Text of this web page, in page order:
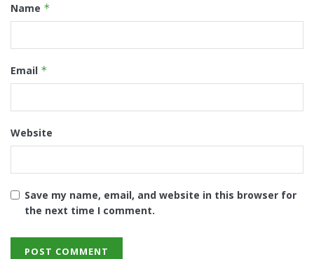
Name *
Email *
Website
Save my name, email, and website in this browser for
the next time I comment.